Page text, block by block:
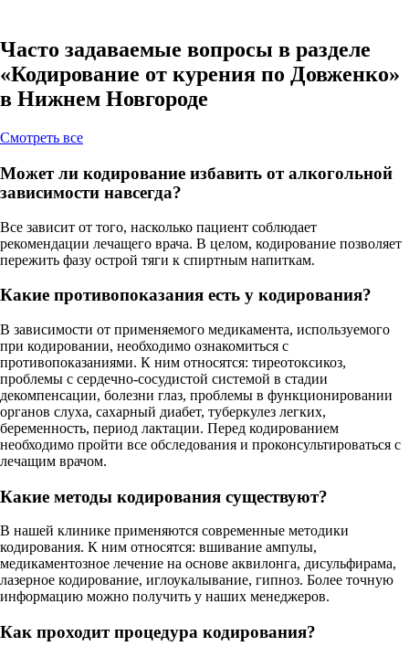
Часто задаваемые вопросы в разделе
«Кодирование от курения по Довженко»
в Нижнем Новгороде
Cмотреть все
Может ли кодирование избавить от алкогольной
зависимости навсегда?
Все зависит от того, насколько пациент соблюдает
рекомендации лечащего врача. В целом, кодирование позволяет
пережить фазу острой тяги к спиртным напиткам.
Какие противопоказания есть у кодирования?
В зависимости от применяемого медикамента, используемого
при кодировании, необходимо ознакомиться с
противопоказаниями. К ним относятся: тиреотоксикоз,
проблемы с сердечно-сосудистой системой в стадии
декомпенсации, болезни глаз, проблемы в функционировании
органов слуха, сахарный диабет, туберкулез легких,
беременность, период лактации. Перед кодированием
необходимо пройти все обследования и проконсультироваться с
лечащим врачом.
Какие методы кодирования существуют?
В нашей клинике применяются современные методики
кодирования. К ним относятся: вшивание ампулы,
медикаментозное лечение на основе аквилонга, дисульфирама,
лазерное кодирование, иглоукалывание, гипноз. Более точную
информацию можно получить у наших менеджеров.
Как проходит процедура кодирования?